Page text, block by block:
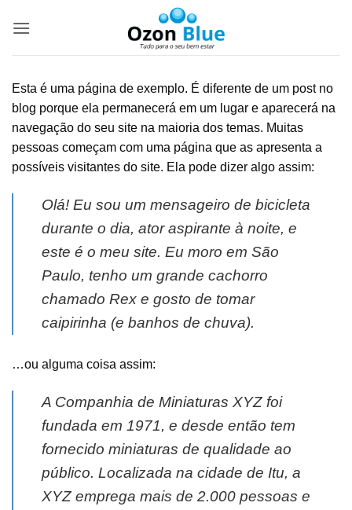
Esta é uma página de exemplo. É diferente de um post no
blog porque ela permanecerá em um lugar e aparecerá na
navegação do seu site na maioria dos temas. Muitas
pessoas começam com uma página que as apresenta a
possíveis visitantes do site. Ela pode dizer algo assim:
Olá! Eu sou um mensageiro de bicicleta
durante o dia, ator aspirante à noite, e
este é o meu site. Eu moro em São
Paulo, tenho um grande cachorro
chamado Rex e gosto de tomar
caipirinha (e banhos de chuva).
…ou alguma coisa assim:
A Companhia de Miniaturas XYZ foi
fundada em 1971, e desde então tem
fornecido miniaturas de qualidade ao
público. Localizada na cidade de Itu, a
XYZ emprega mais de 2.000 pessoas e